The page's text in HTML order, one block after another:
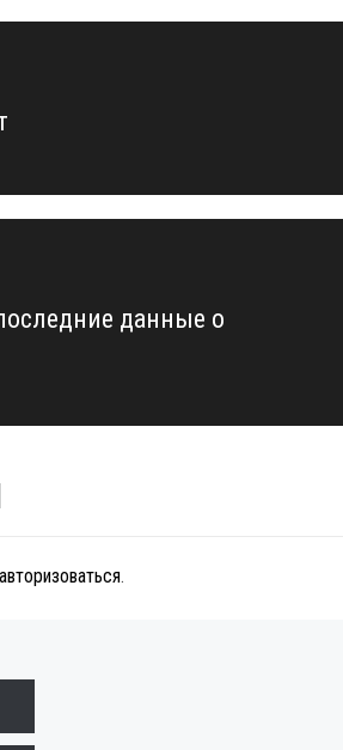
данные о
авторизоваться.